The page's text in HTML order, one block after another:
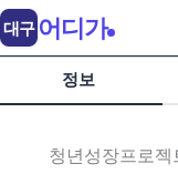
정보
청년성장프로젝
대구 어디가